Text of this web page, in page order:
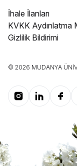
İhale İlanları
KVKK Aydınlatma
Gizlilik Bildirimi
© 2026 MUDANYA